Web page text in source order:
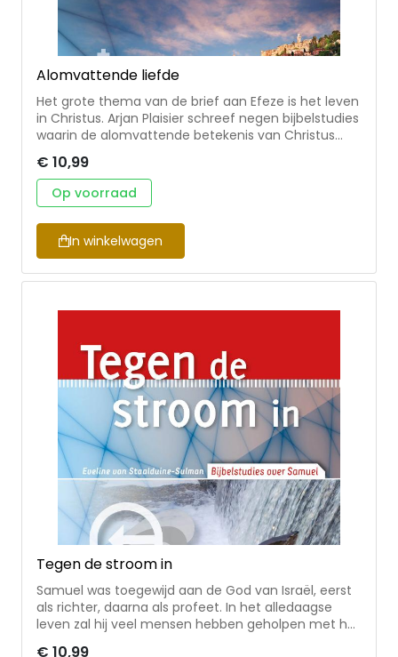
Alomvattende liefde
Het grote thema van de brief aan Efeze is het leven
in Christus. Arjan Plaisier schreef negen bijbelstudies
waarin de alomvattende betekenis van Christus
heelt de breuk tussen God en mens. Hij is het
fundament voor ons nieuwe leven, waarin we als
kerk het voorbeeld van zijn oneindige liefde mogen
volgen. Geschikt voor kringgebruik en persoonlijke
studie.
€ 10,99
Op voorraad
In winkelwagen
Tegen de stroom in
Samuel was toegewijd aan de God van Israël, eerst
als richter, daarna als profeet. In het alledaagse
leven zal hij veel mensen hebben geholpen met het
€ 10,99